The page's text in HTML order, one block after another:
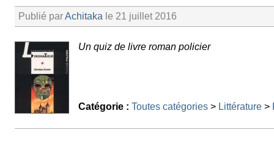
Publié parAchitaka le 21 juillet 2016
Un quiz de livre roman policier
Catégorie : Toutes catégories > Littérature >